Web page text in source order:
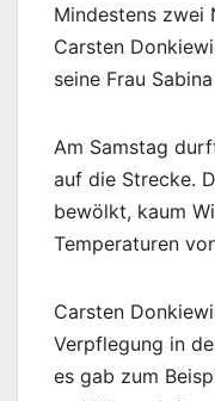
Mindestens zwei
Carsten
seine Frau
Am Samstag
auf die Strecke.
bewölkt, kaum
Temperaturen
Carsten
Verpflegung in
es gab zum